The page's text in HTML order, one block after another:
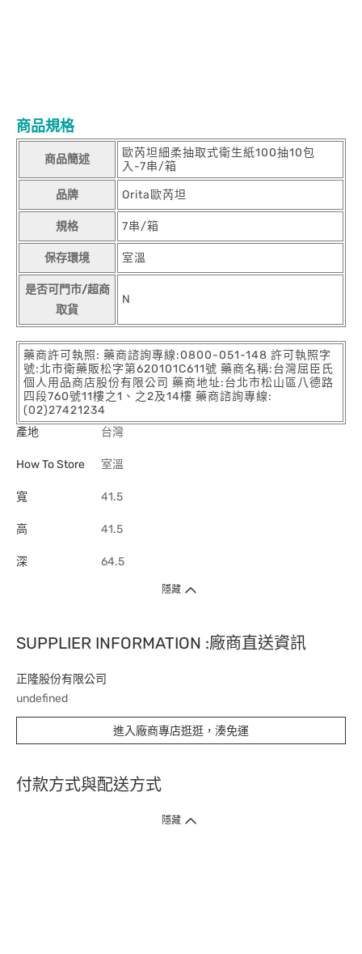
商品規格
商品簡述
歐芮坦細柔抽取式衛生紙100抽10包
入-7串/箱
品牌 Orita歐芮坦
規格 7串/箱
保存環境 室溫
是否可門市/超商
取貨
N
藥商許可執照: 藥商諮詢專線:0800-051-148 許可執照字
號:北市衛藥販松字第620101C611號 藥商名稱:台灣屈臣氏
個人用品商店股份有限公司 藥商地址:台北市松山區八德路
四段760號11樓之1、之2及14樓 藥商諮詢專線:
(02)27421234
產地
台灣
How To Store 室溫
寬 41.5
高 41.5
深 64.5
隱藏
SUPPLIER INFORMATION :廠商直送資訊
正隆股份有限公司
undefined
進入廠商專店逛逛，湊免運
付款方式與配送方式
隱藏